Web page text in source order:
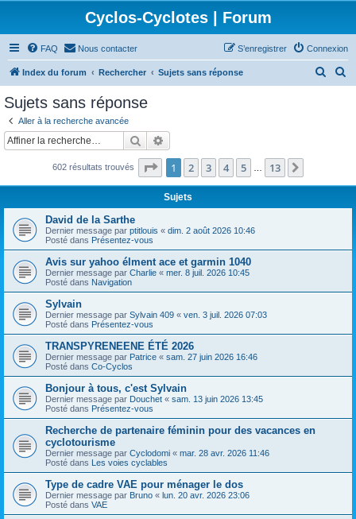
Cyclos-Cyclotes | Forum
FAQ Nous contacter Connexion
S’enregistrer
Index du forum Rechercher Sujets sans réponse
c
c
Sujets sans réponse
Aller à la recherche avancée
Rechercher
602 résultats trouvés Page 1sur13
1 2 3 4 5 13
Sujets
David de la Sarthe
Dernier message par ptitlouis « dim. 2 août 2026 10:46
Posté dans Présentez-vous
Avis sur yahoo élment ace et garmin 1040
Dernier message par Charlie « mer. 8 juil. 2026 10:45
Posté dans Navigation
Sylvain
Dernier message par Sylvain 409 « ven. 3 juil. 2026 07:03
Posté dans Présentez-vous
TRANSPYRENEENE ÉTÉ 2026
Dernier message par Patrice « sam. 27 juin 2026 16:46
Posté dans Co-Cyclos
Bonjour à tous, c'est Sylvain
Dernier message par Douchet « sam. 13 juin 2026 13:45
Posté dans Présentez-vous
Recherche de partenaire féminin pour des vacances en
cyclotourisme
Dernier message par Cyclodomi « mar. 28 avr. 2026 11:46
Posté dans Les voies cyclables
Type de cadre VAE pour ménager le dos
Dernier message par Bruno « lun. 20 avr. 2026 23:06
Posté dans VAE